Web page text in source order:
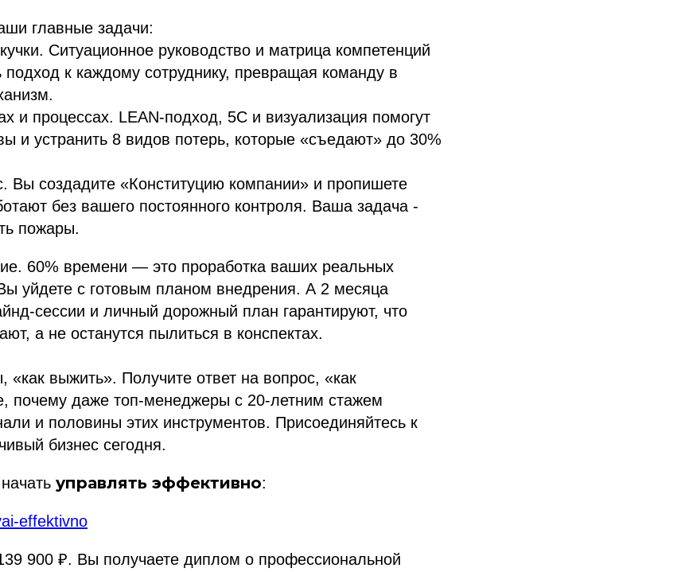
главные задачи:
Ситуационное руководство и матрица компетенций
подход к каждому сотруднику, превращая команду в
и процессах. LEAN-подход, 5С и визуализация помогут
и устранить 8 видов потерь, которые «съедают» до 30%
Вы создадите «Конституцию компании» и пропишете
без вашего постоянного контроля. Ваша задача -
пожары.
60% времени — это проработка ваших реальных
уйдете с готовым планом внедрения. А 2 месяца
сессии и личный дорожный план гарантируют, что
а не останутся пылиться в конспектах.
«как выжить». Получите ответ на вопрос, «как
почему даже топ-менеджеры с 20-летним стажем
и половины этих инструментов. Присоединяйтесь к
бизнес сегодня.
управлять эффективно:
effektivno
900 ₽. Вы получаете диплом о профессиональной